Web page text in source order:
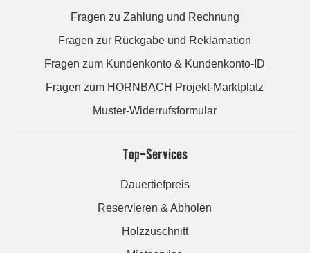
Fragen zu Zahlung und Rechnung
Fragen zur Rückgabe und Reklamation
Fragen zum Kundenkonto & Kundenkonto-ID
Fragen zum HORNBACH Projekt-Marktplatz
Muster-Widerrufsformular
Top-Services
Dauertiefpreis
Reservieren & Abholen
Holzzuschnitt